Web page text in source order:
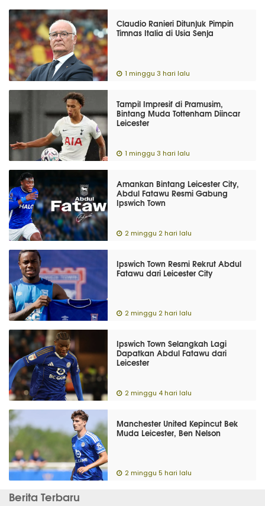
Claudio Ranieri Ditunjuk Pimpin
Timnas Italia di Usia Senja
1 minggu 3 hari lalu
Tampil Impresif di Pramusim,
Bintang Muda Tottenham Diincar
Leicester
1 minggu 3 hari lalu
Amankan Bintang Leicester City,
Abdul Fatawu Resmi Gabung
Ipswich Town
2 minggu 2 hari lalu
Ipswich Town Resmi Rekrut Abdul
Fatawu dari Leicester City
2 minggu 2 hari lalu
Ipswich Town Selangkah Lagi
Dapatkan Abdul Fatawu dari
Leicester
2 minggu 4 hari lalu
Manchester United Kepincut Bek
Muda Leicester, Ben Nelson
2 minggu 5 hari lalu
Berita Terbaru